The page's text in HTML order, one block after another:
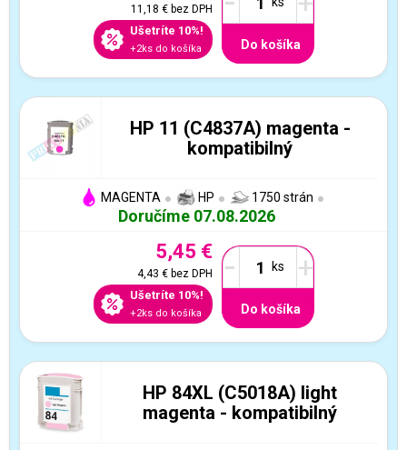
11,18 €bez DPH
Ušetríte 10%!
+2ks do košíka Do košíka
HP 11 (C4837A) magenta -
kompatibilný
MAGENTA HP 1750 strán
Doručíme 07.08.2026
5,45 €
4,43 €bez DPH
Ušetríte 10%!
+2ks do košíka
- +
Do košíka
HP 84XL (C5018A) light
magenta - kompatibilný